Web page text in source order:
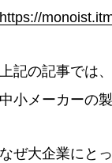
https://
上記の記事では
中小メーカーの
なぜ大企業にと